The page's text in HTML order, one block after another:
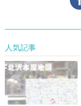
人気記事